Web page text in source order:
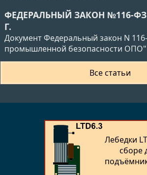
ФЕДЕРАЛЬНЫЙ ЗАКОН №116-ФЗ
Г.
Документ Федеральный закон N
промышленной безопасности ОПО"
Все статьи
Лебедки
сборе